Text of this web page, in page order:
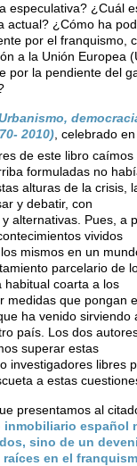
especulativa? ¿Cuál
actual? ¿Cómo ha
por el franquismo,
a la Unión Europea
por la pendiente del
2010), celebrado en
de este libro caímos
formuladas no
alturas de la crisis,
y debatir, con
alternativas. Pues, a
vividos
mismos en un
parcelario de
habitual coarta a los
medidas que pongan
ha venido sirviendo
país. Los dos
superar estas
investigadores libres
a estas
presentamos al
inmobiliario español
sino de un
en el